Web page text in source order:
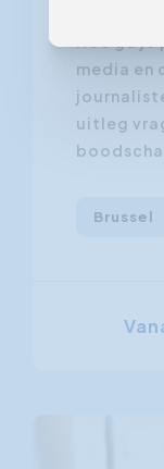
media en
uitleg
Brussel